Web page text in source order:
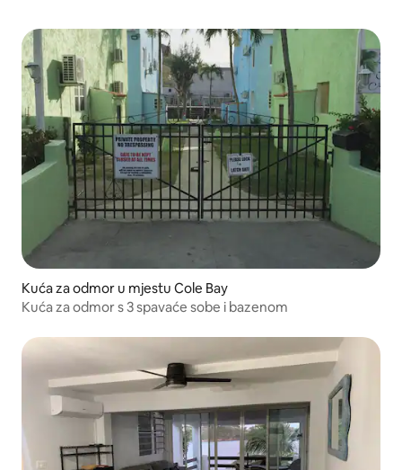
Kuća za odmor u mjestu Cole Bay
Kuća za odmor s 3 spavaće sobe i bazenom